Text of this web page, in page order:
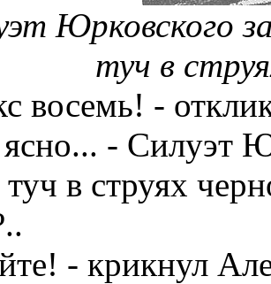
Юрковского
туч в
восемь! -
- Силуэт
в струях
- крикнул